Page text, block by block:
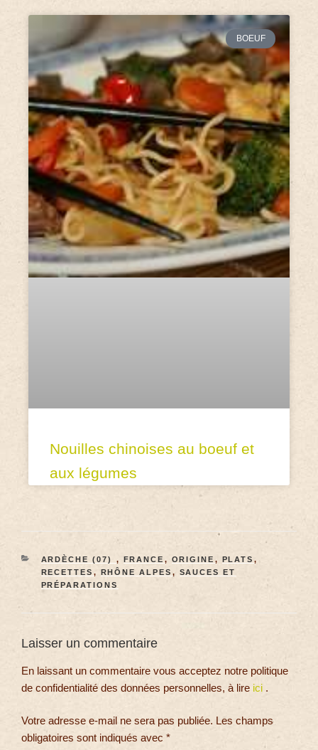
BOEUF
Nouilles chinoises au boeuf et
aux légumes
ARDÈCHE (07) , FRANCE , ORIGINE , PLATS ,
RECETTES , RHÔNE ALPES , SAUCES ET
PRÉPARATIONS
Laisser un commentaire
En laissant un commentaire vous acceptez notre politique
de confidentialité des données personnelles, à lire ici .
Votre adresse e-mail ne sera pas publiée. Les champs
obligatoires sont indiqués avec *